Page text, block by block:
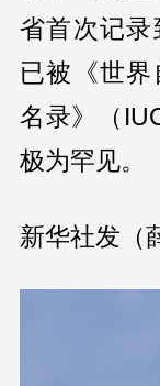
省首次记
已被《世
名录》（
极为罕见。
新华社发（